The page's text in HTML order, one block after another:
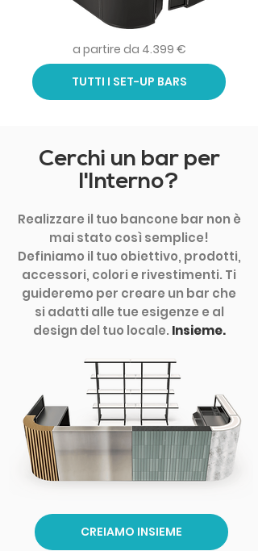
a partire da 4.399 €
TUTTI I SET-UP BARS
Cerchi un bar per
l'Interno?
Realizzare il tuo bancone bar non è
mai stato così semplice!
Definiamo il tuo obiettivo, prodotti,
accessori, colori e rivestimenti. Ti
guideremo per creare un bar che
si adatti alle tue esigenze e al
design del tuo locale. Insieme.
CREIAMO INSIEME